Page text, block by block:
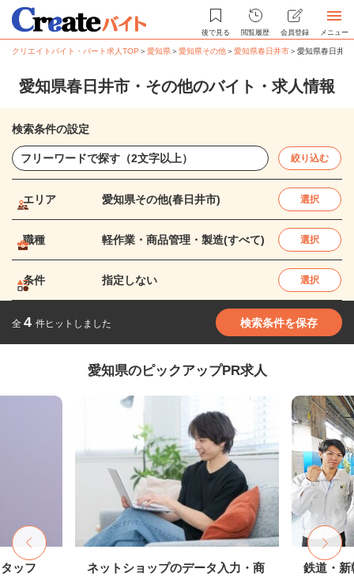
後で見る 閲覧履歴 会員登録 メニュー
クリエイトバイト・パート求人TOP ＞愛知県＞愛知県その他＞愛知県春日井市＞愛知県春日井
愛知県春日井市・その他のバイト・求人情報
検索条件の設定
絞り込む
エリア 愛知県その他(春日井市) 選択
職種 軽作業・商品管理・製造(すべて) 選択
条件 指定しない 選択
全 4 件ヒットしました 検索条件を保存
愛知県のピックアップPR求人
ッフ
ネットショップのデータ入力・商
鉄道・新